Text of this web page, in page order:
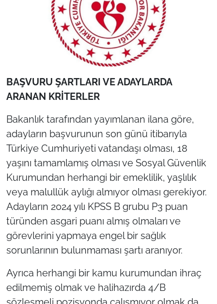
BAŞVURU ŞARTLARI VE ADAYLARDA
ARANAN KRİTERLER
Bakanlık tarafından yayımlanan ilana göre,
adayların başvurunun son günü itibarıyla
Türkiye Cumhuriyeti vatandaşı olması, 18
yaşını tamamlamış olması ve Sosyal Güvenlik
Kurumundan herhangi bir emeklilik, yaşlılık
veya malullük aylığı almıyor olması gerekiyor.
Adayların 2024 yılı KPSS B grubu P3 puan
türünden asgari puanı almış olmaları ve
görevlerini yapmaya engel bir sağlık
sorunlarının bulunmaması şartı aranıyor.
Ayrıca herhangi bir kamu kurumundan ihraç
edilmemiş olmak ve halihazırda 4/B